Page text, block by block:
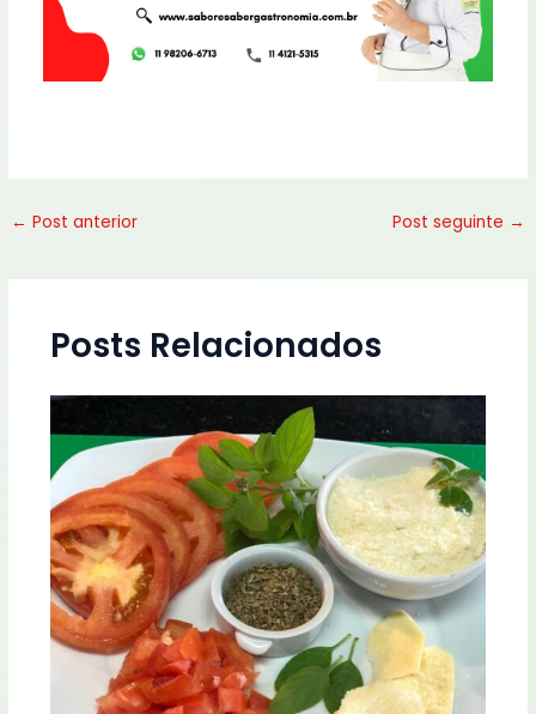
← Post anterior Post seguinte →
Posts Relacionados